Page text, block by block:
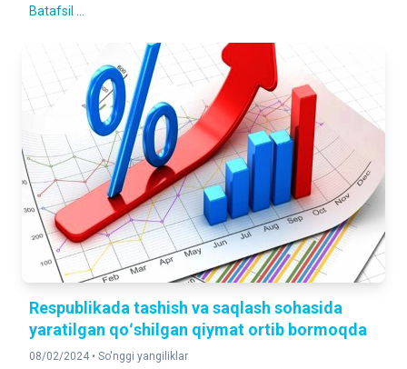
Batafsil ...
Respublikada tashish va saqlash sohasida
yaratilgan qoʻshilgan qiymat ortib bormoqda
08/02/2024 • So'nggi yangiliklar